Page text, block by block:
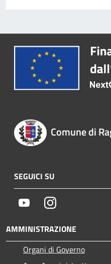
Comune di
SEGUICI SU
YoutubeInstagram
AMMINISTRAZIONE
Organi di Governo